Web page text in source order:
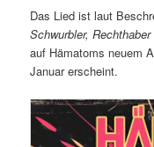
Das Lied ist laut
Schwurbler,
auf Hämatoms neuem
Januar erscheint.